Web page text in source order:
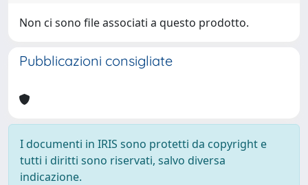
Non ci sono file associati a questo prodotto.
Pubblicazioni consigliate
I documenti in IRIS sono protetti da copyright e
tutti i diritti sono riservati, salvo diversa
indicazione.